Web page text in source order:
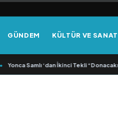
GÜNDEM KÜLTÜR VE SANAT
Samlı ‘dan İkinci Tekli “Donacaksın